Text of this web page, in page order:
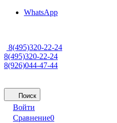
WhatsApp
8(495)320-22-24
8(495)320-22-24
8(926)044-47-44
Поиск
Войти
Сравнение0